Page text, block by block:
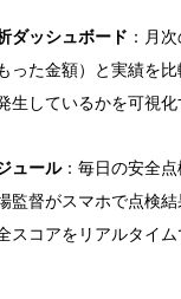
ダッシュボード ：月
った金額）と実績を
生しているかを可視化
ュール：毎日の安全
監督がスマホで点検
スコアをリアルタイ